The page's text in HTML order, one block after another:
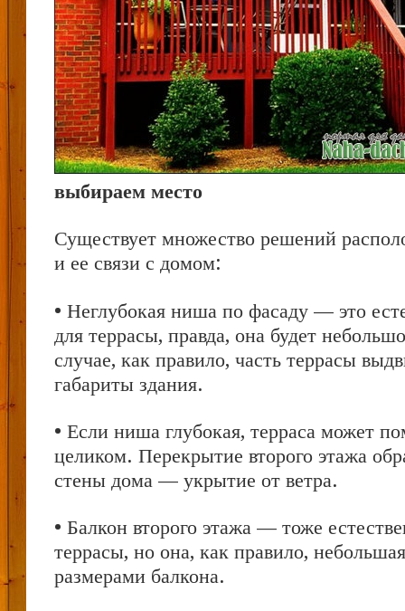
выбираем место
Существует множество решений
и ее связи с домом:
• Неглубокая ниша по фасаду — это
для террасы, правда, она будет
случае, как правило, часть террасы
габариты здания.
• Если ниша глубокая, терраса может
целиком. Перекрытие второго этажа
стены дома — укрытие от ветра.
• Балкон второго этажа — тоже
террасы, но она, как правило,
размерами балкона.